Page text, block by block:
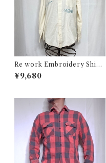
Re work Embroidery Shirt
/ リワーク ハンド刺繍入り シ
ャツ 古着
¥9,680